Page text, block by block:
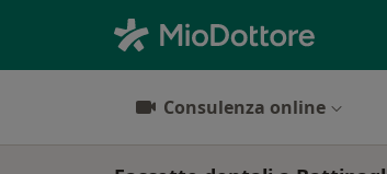
Consulenza online